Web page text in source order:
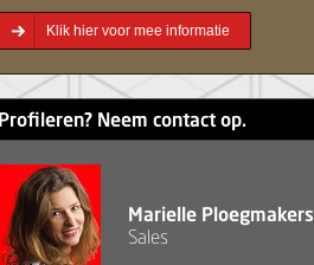
Klik hier voor mee informatie
Profileren? Neem contact op.
Marielle Ploegmakers
Sales